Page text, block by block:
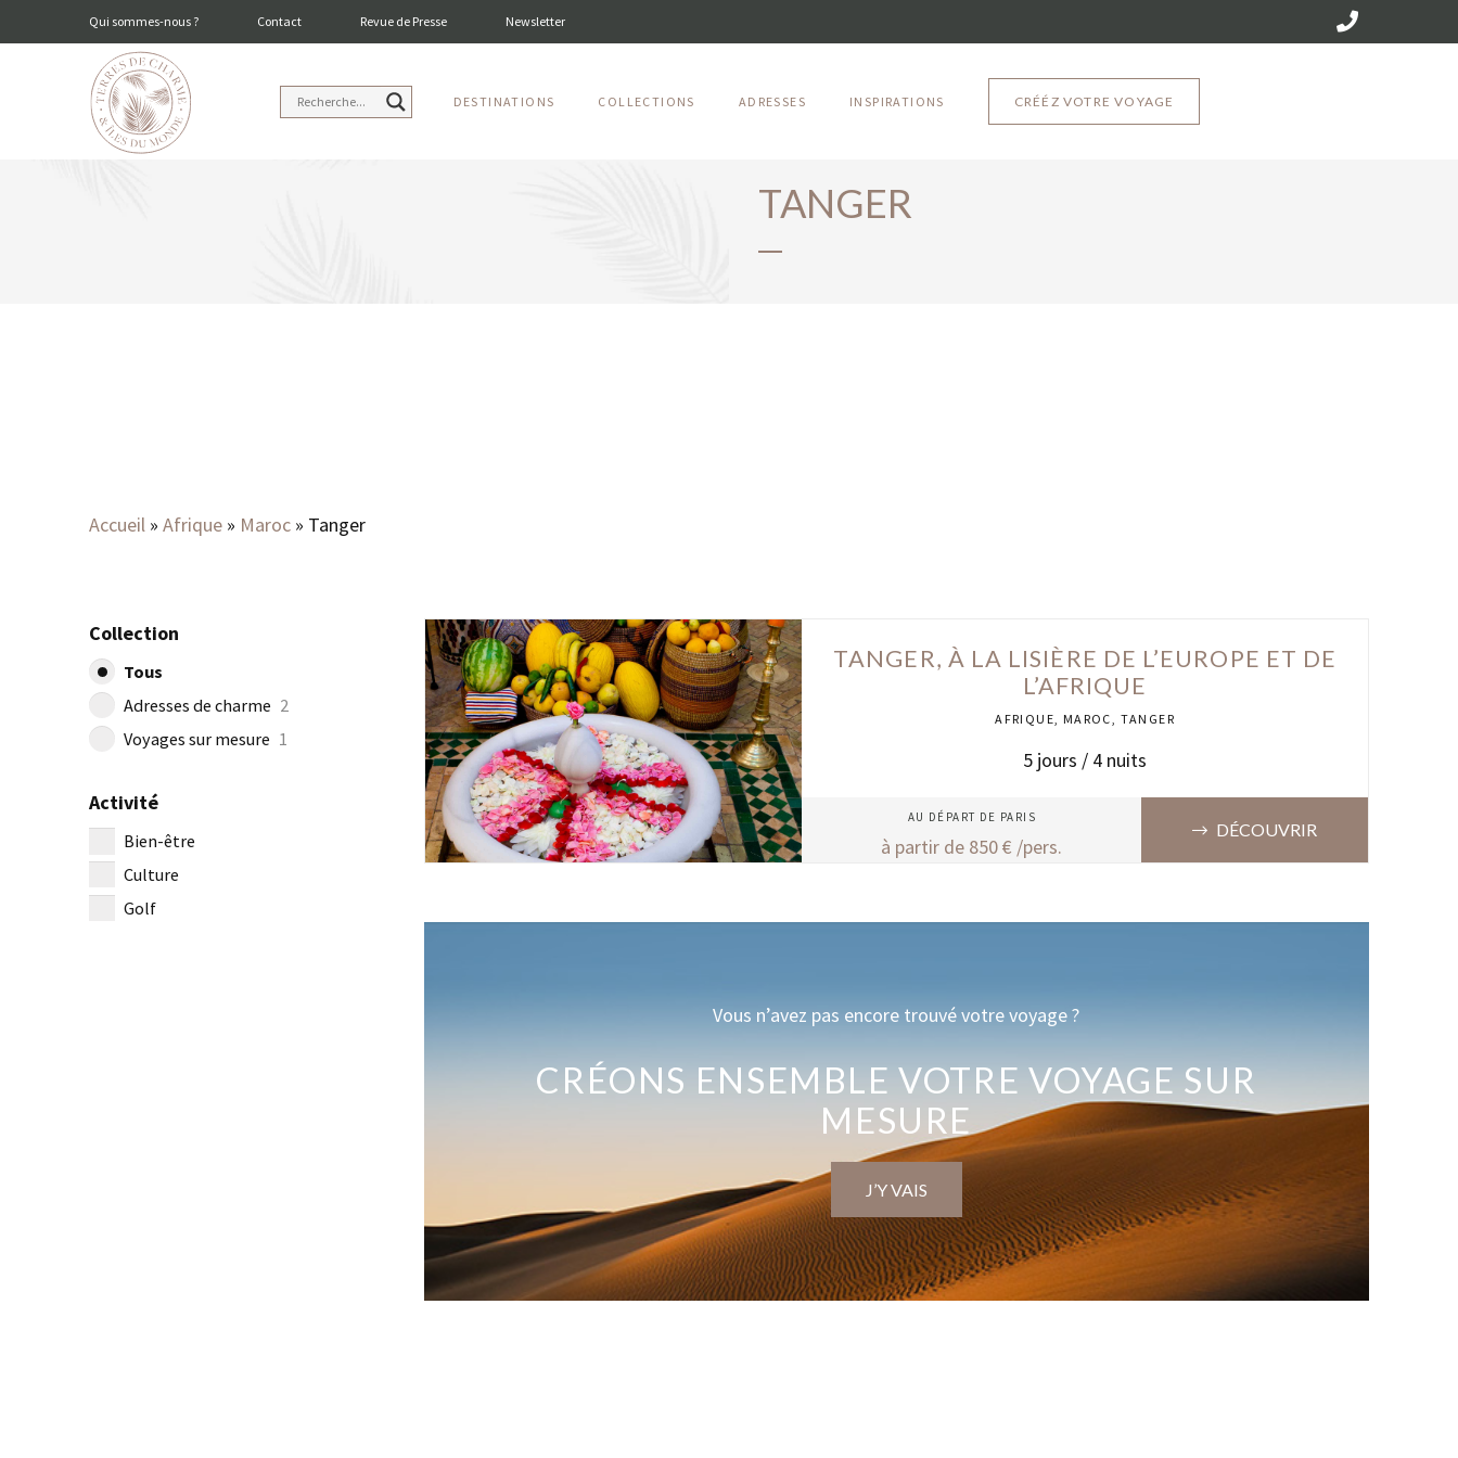
Qui sommes-nous ? Contact Revue de Presse Newsletter
DESTINATIONS COLLECTIONS ADRESSES INSPIRATIONS CRÉÉZ VOTRE VOYAGE
TANGER
Accueil » Afrique » Maroc » Tanger
Collection
Tous
Adresses de charme 2
Voyages sur mesure 1
Activité
Bien-être
Culture
Golf
TANGER, À LA LISIÈRE DE L’EUROPE ET DE
L’AFRIQUE
AFRIQUE, MAROC, TANGER
5 jours / 4 nuits
AU DÉPART DE PARIS
à partir de 850€ /pers.
DÉCOUVRIR
Vous n’avez pas encore trouvé votre voyage ?
CRÉONS ENSEMBLE VOTRE VOYAGE SUR
MESURE
J’Y VAIS